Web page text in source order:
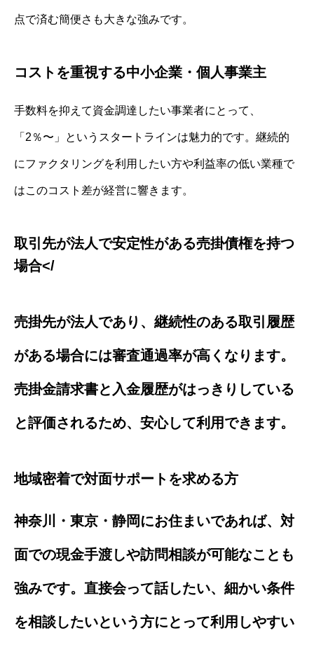
点で済む簡便さも大きな強みです。
コストを重視する中小企業・個人事業主
手数料を抑えて資金調達したい事業者にとって、
「2％〜」というスタートラインは魅力的です。継続的
にファクタリングを利用したい方や利益率の低い業種で
はこのコスト差が経営に響きます。
取引先が法人で安定性がある売掛債権を持つ
場合</
売掛先が法人であり、継続性のある取引履歴
がある場合には審査通過率が高くなります。
売掛金請求書と入金履歴がはっきりしている
と評価されるため、安心して利用できます。
地域密着で対面サポートを求める方
神奈川・東京・静岡にお住まいであれば、対
面での現金手渡しや訪問相談が可能なことも
強みです。直接会って話したい、細かい条件
を相談したいという方にとって利用しやすい